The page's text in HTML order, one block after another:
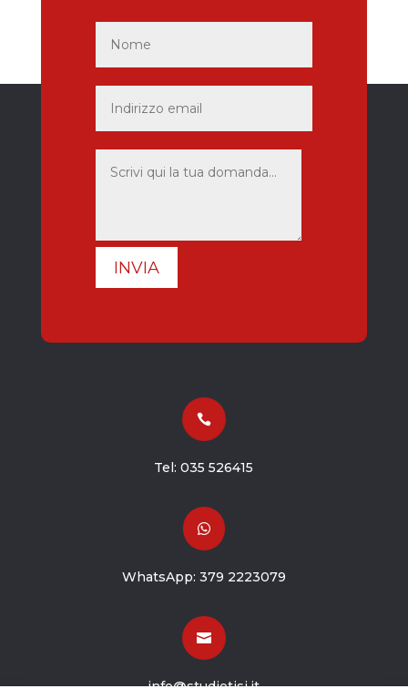
INVIA

Tel:035 526415

WhatsApp: 379 2223079

info@studiotisi.it